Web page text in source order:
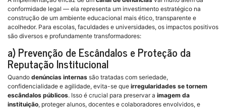
conformidade legal — ela representa um investimento estratégico na
construção de um ambiente educacional mais ético, transparente e
acolhedor. Para escolas, faculdades e universidades, os impactos positivos
são diversos e profundamente transformadores:
a) Prevenção de Escândalos e Proteção da
Reputação Institucional
Quando denúncias internas são tratadas com seriedade,
confidencialidade e agilidade, evita-se que irregularidades se tornem
escândalos públicos. Isso é crucial para preservar a imagem da
instituição, proteger alunos, docentes e colaboradores envolvidos, e